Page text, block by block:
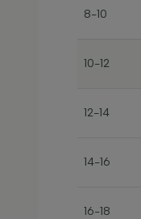
8-10
10-12
12-14
14-16
16-18